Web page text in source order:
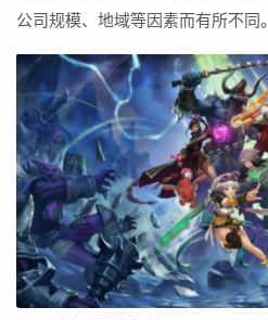
公司规模、地域等因素而有所不同。